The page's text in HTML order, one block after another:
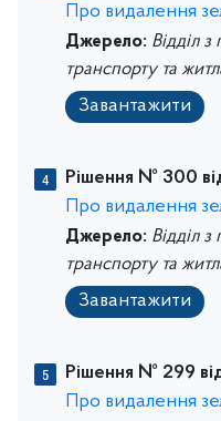
Про видалення
Джерело: Відділ
транспорту та
Завантажити
Рішення № 300
Про видалення
Джерело: Відділ
транспорту та
Завантажити
Рішення № 299
Про видалення